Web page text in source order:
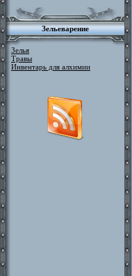
Зельеварение
Зелья
Травы
Инвентарь для алхимии